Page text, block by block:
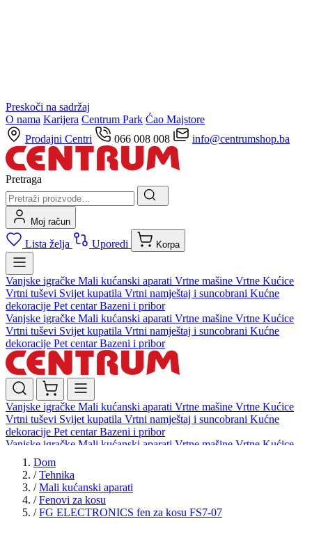
Preskoči na sadržaj
O nama Karijera Centrum Park Ćao Majstore
Prodajni Centri
066 008 008 info@centrumshop.ba
Pretraga
Moj račun
Lista želja Uporedi Korpa
Vanjske igračke Mali kućanski aparati Vrtne mašine Vrtne Kućice
Vrtni tuševi Svijet kupatila Vrtni namještaj i suncobrani Kućne
dekoracije Pet centarBazeni i pribor
Vanjske igračke Mali kućanski aparati Vrtne mašine Vrtne Kućice
Vrtni tuševi Svijet kupatila Vrtni namještaj i suncobrani Kućne
dekoracije Pet centarBazeni i pribor
Vanjske igračke Mali kućanski aparati Vrtne mašine Vrtne Kućice
Vrtni tuševi Svijet kupatila Vrtni namještaj i suncobrani Kućne
dekoracije Pet centarBazeni i pribor
Vanjske igračke Mali kućanski aparati Vrtne mašine Vrtne Kućice
Vrtni tuševi
dekoracijePet centar
Dom
/ Tehnika
/ Mali kućanski aparati
/ Fenovi za kosu
/ FG ELECTRONICS fen za kosu FS7-07